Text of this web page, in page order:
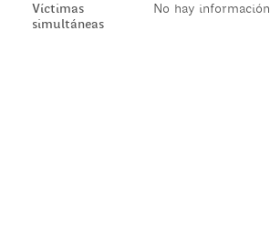
Víctimas
simultáneas
No hay información.